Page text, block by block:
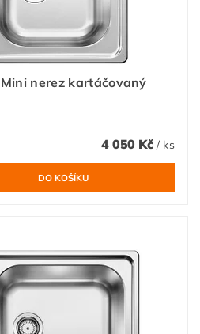
nerez kartáčovaný
4 050 Kč / ks